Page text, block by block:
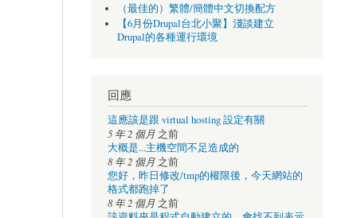
（最佳的）繁體/簡體中文切換配方
【6月份Drupal台北小聚】淺談建立
Drupal的各種運行環境
回應
這應該是跟 virtual hosting 設定有關
5 年 2 個月之前
大概是...主機空間不足造成的
8 年 2 個月之前
您好，昨日修改/tmp的權限後，今天網站的
格式都跑掉了
8 年 2 個月之前